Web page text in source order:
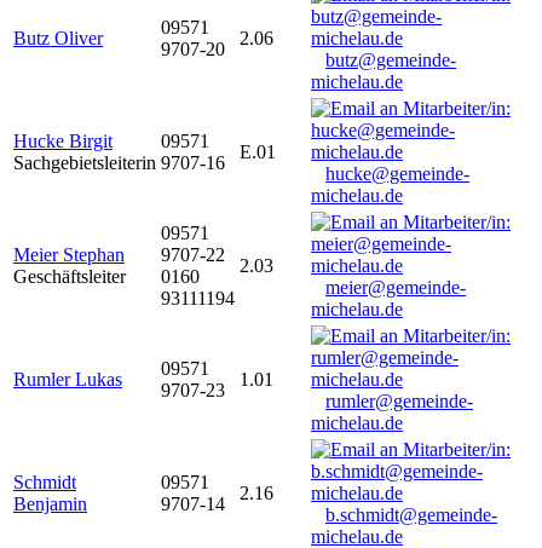
Butz Oliver
09571
9707-20
2.06
butz@gemeinde-
michelau.de
Hucke Birgit
Sachgebietsleiterin
09571
9707-16
E.01
hucke@gemeinde-
michelau.de
Meier Stephan
Geschäftsleiter
09571
9707-22
0160
93111194
2.03
meier@gemeinde-
michelau.de
Rumler Lukas
09571
9707-23
1.01
rumler@gemeinde-
michelau.de
Schmidt
Benjamin
09571
9707-14
2.16
b.schmidt@gemeinde-
michelau.de